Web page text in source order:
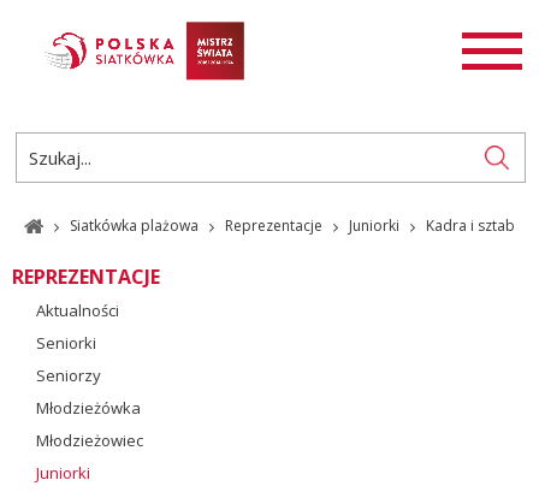
AKTUALNOŚCI
ROZGRYWKI
PL
EN
Siatkówka plażowa Reprezentacje Juniorki Kadra i sztab
REPREZENTACJE
Aktualności
Seniorki
Seniorzy
Młodzieżówka
Młodzieżowiec
Juniorki